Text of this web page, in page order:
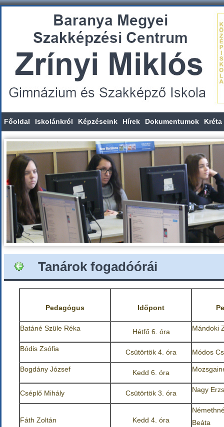
Főoldal Iskolánkról Képzéseink Hírek Dokumentumok
Tanárok fogadóórái
Pedagógus Időpont
Batáné Szüle Réka Hétfő 6. óra Mándoki
Bódis Zsófia Csütörtök 4. óra Módos
Bogdány József Kedd 6. óra
Cséplő Mihály Csütörtök 3. óra Nagy
Fáth Zoltán Kedd 4. óra
Beáta